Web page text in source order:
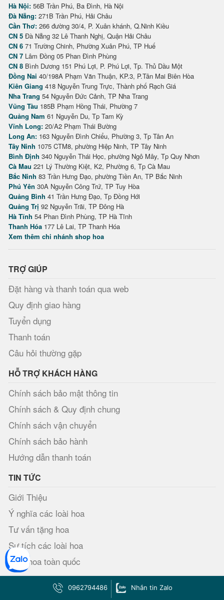
Hà Nội: 56B Trần Phú, Ba Đình, Hà Nội
Đà Nẵng: 271B Trần Phú, Hải Châu
Cần Thơ: 266 đường 30/4, P. Xuân khánh, Q.Ninh Kiều
CN 5 Đà Nẵng 32 Lê Thanh Nghị, Quận Hải Châu
CN 6 71 Trường Chinh, Phường Xuân Phú, TP Huế
CN 7 Lâm Đồng 05 Phan Đình Phùng
CN 8 Bình Dương 151 Phú Lợi, P. Phú Lợi, Tp. Thủ Dầu Một
Đồng Nai 40/198A Phạm Văn Thuận, KP.3, P.Tân Mai Biên Hòa
Kiên Giang 418 Nguyễn Trung Trực, Thành phố Rạch Giá
Nha Trang 54 Nguyễn Đức Cảnh, TP Nha Trang
Vũng Tàu 185B Phạm Hồng Thái, Phường 7
Quảng Nam 61 Nguyễn Du, Tp Tam Kỳ
Vĩnh Long: 20/A2 Phạm Thái Bường
Long An: 163 Nguyễn Đình Chiểu, Phường 3, Tp Tân An
Tây Ninh 1075 CTM8, phường Hiệp Ninh, TP Tây Ninh
Bình Định 340 Nguyễn Thái Học, phường Ngô Mây, Tp Quy Nhơn
Cà Mau 221 Lý Thường Kiệt, K2, Phường 6, Tp Cà Mau
Bắc Ninh 83 Trần Hưng Đạo, phường Tiền An, TP Bắc Ninh
Phú Yên 30A Nguyễn Công Trứ, TP Tuy Hòa
Quảng Bình 41 Trần Hưng Đạo, Tp Đồng Hới
Quảng Trị 92 Nguyễn Trãi, TP Đông Hà
Hà Tĩnh 54 Phan Đình Phùng, TP Hà Tĩnh
Thanh Hóa 177 Lê Lai, TP Thanh Hóa
Xem thêm chi nhánh shop hoa
TRỢ GIÚP
Đặt hàng và thanh toán qua web
Quy định giao hàng
Tuyển dụng
Thanh toán
Câu hỏi thường gặp
HỖ TRỢ KHÁCH HÀNG
Chính sách bảo mật thông tin
Chính sách & Quy định chung
Chính sách vận chuyển
Chính sách bảo hành
Hướng dẫn thanh toán
TIN TỨC
Giới Thiệu
Ý nghĩa các loài hoa
Tư vấn tặng hoa
Sự tích các loài hoa
Điện hoa toàn quốc
HOA VILY - SHOP HOA TƯƠI SÀI GÒN
413 Lê Văn Sỹ, Phường 2, Quận Tân Bình, Sài Gòn
0962794486 Nhắn tin Zalo